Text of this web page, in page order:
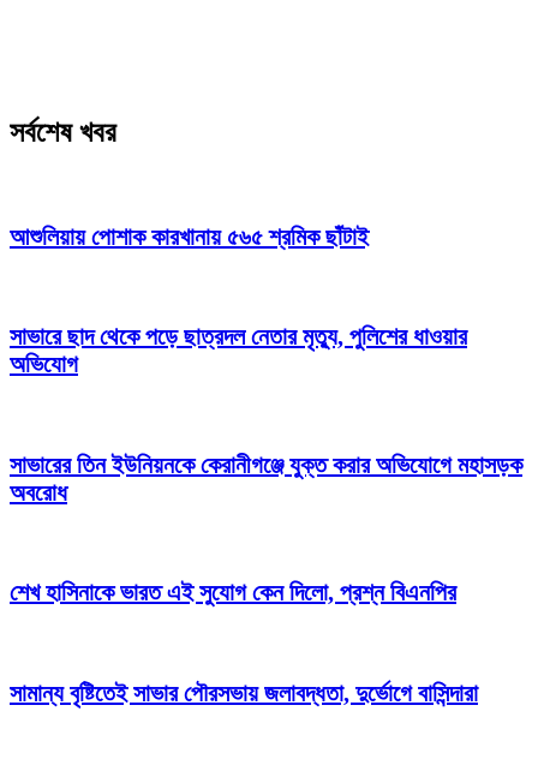
সর্বশেষ খবর
আশুলিয়ায় পোশাক কারখানায় ৫৬৫ শ্রমিক ছাঁটাই
সাভারে ছাদ থেকে পড়ে ছাত্রদল নেতার মৃত্যু, পুলিশের ধাওয়ার
অভিযোগ
সাভারের তিন ইউনিয়নকে কেরানীগঞ্জে যুক্ত করার অভিযোগে মহাসড়ক
অবরোধ
শেখ হাসিনাকে ভারত এই সুযোগ কেন দিলো, প্রশ্ন বিএনপির
সামান্য বৃষ্টিতেই সাভার পৌরসভায় জলাবদ্ধতা, দুর্ভোগে বাসিন্দারা